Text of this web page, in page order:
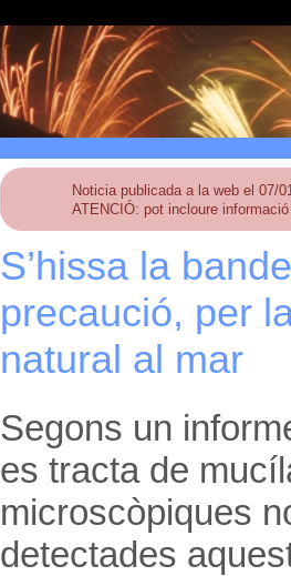
Noticia publicada a la web el 07/
ATENCIÓ: pot incloure
S’hissa la
precaució, per
natural al mar
Segons un
es tracta de
microscòpiques
detectades